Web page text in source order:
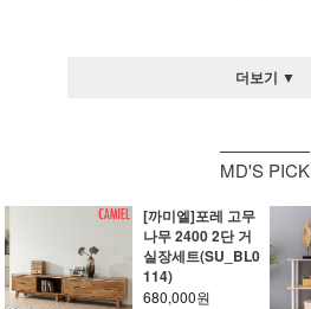
더보기 ▼
MD'S PICK
[까미엘]포레 고무
나무 2400 2단 거
실장세트(SU_BL0
114)
680,000원